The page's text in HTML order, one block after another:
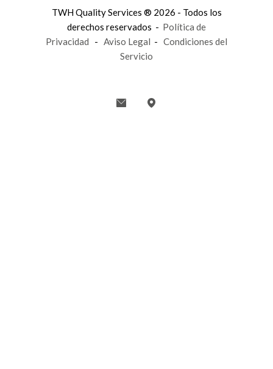
TWH Quality Services ® 2026 - Todos los
derechos reservados - Política de
Privacidad - Aviso Legal - Condiciones del
Servicio